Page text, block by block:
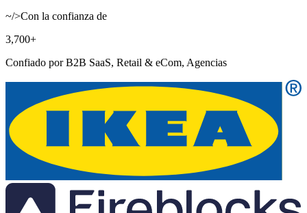
~/>Con la confianza de
3,700+
Confiado por B2B SaaS, Retail & eCom, Agencias